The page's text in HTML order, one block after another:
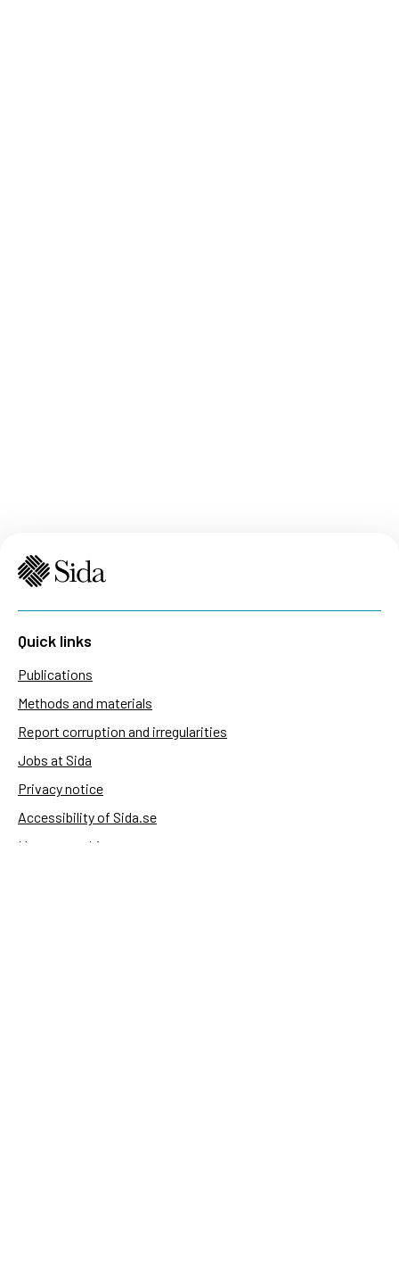
Quick links
Publications
Methods and materials
Report corruption and irregularities
Jobs at Sida
Privacy notice
Accessibility of Sida.se
Manage cookies